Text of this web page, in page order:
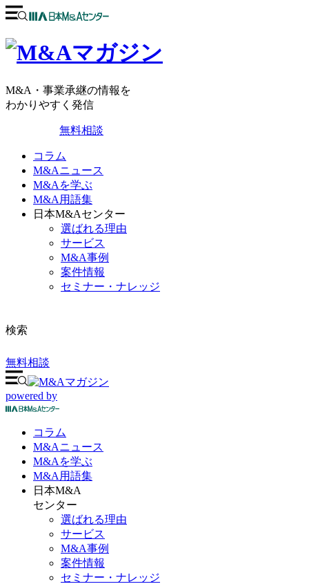
M&A・事業承継の情報を
わかりやすく発信
無料相談
コラム
M&Aニュース
M&Aを学ぶ
M&A用語集
日本M&Aセンター
選ばれる理由
サービス
M&A事例
案件情報
セミナー・ナレッジ
検索
無料相談
powered by
コラム
M&Aニュース
M&Aを学ぶ
M&A 用語集
日本M&A
センター
選ばれる理由
サービス
M&A事例
案件情報
セミナー・ナレッジ